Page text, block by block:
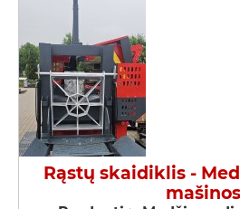
Rąstų skaidiklis -
mašinos